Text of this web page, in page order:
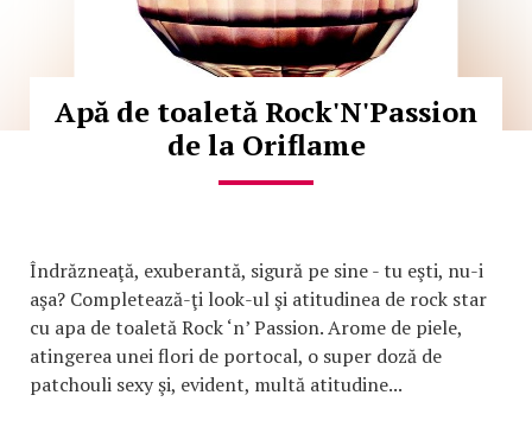
Apă de toaletă Rock'N'Passion
de la Oriflame
Îndrăzneaţă, exuberantă, sigură pe sine - tu eşti, nu-i
aşa? Completează-ţi look-ul şi atitudinea de rock star
cu apa de toaletă Rock ‘n’ Passion. Arome de piele,
atingerea unei flori de portocal, o super doză de
patchouli sexy şi, evident, multă atitudine...